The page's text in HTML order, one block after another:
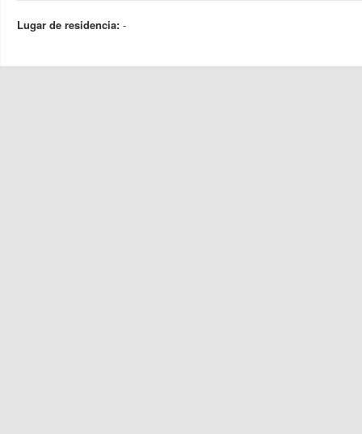
Lugar de residencia: -